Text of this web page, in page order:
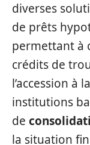
diverses
de prêts
permettant à
crédits de
l’accession à
institutions
de
la situation